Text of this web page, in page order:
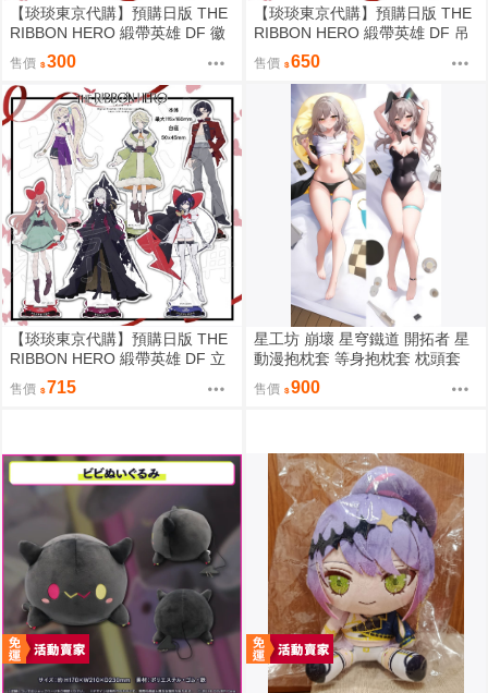
【琰琰東京代購】預購日版 THE
RIBBON HERO 緞帶英雄 DF 徽
章 藍寶石 帕茵 天鵝絨 吉露可
售價 300
【琰琰東京代購】預購日版 THE
RIBBON HERO 緞帶英雄 DF 吊
飾 藍寶石 帕茵 天鵝絨 吉露可
售價 650
【琰琰東京代購】預購日版 THE
RIBBON HERO 緞帶英雄 DF 立
牌 藍寶石 帕茵 天鵝絨 吉露可
售價 715
星工坊 崩壞 星穹鐵道 開拓者 星
動漫抱枕套 等身抱枕套 枕頭套
售價 900